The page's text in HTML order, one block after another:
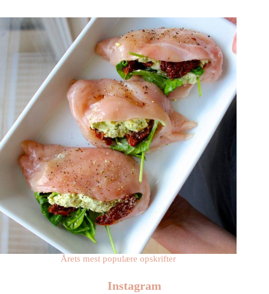
Årets mest populære opskrifter
Instagram